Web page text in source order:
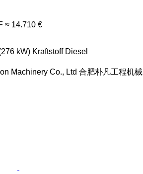
≈ 14.710 €
kW) Kraftstoff Diesel
Machinery Co., Ltd 合肥朴凡工程机械